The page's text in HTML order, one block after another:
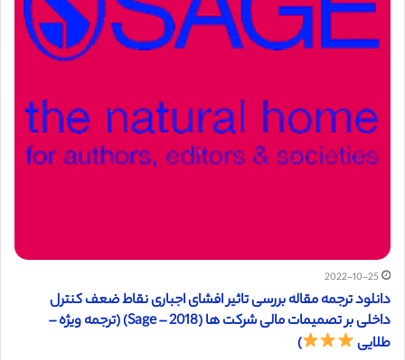
2022-10-25
دانلود ترجمه مقاله بررسی تاثیر افشای اجباری نقاط ضعف کنترل
داخلی بر تصمیمات مالی شرکت ها (2018 – Sage) (ترجمه ویژه –
طلایی
)